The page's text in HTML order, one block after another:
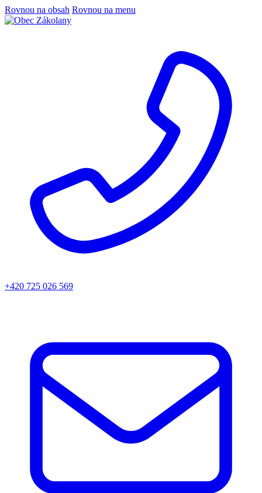
Rovnou na obsah Rovnou na menu
+420 725 026 569